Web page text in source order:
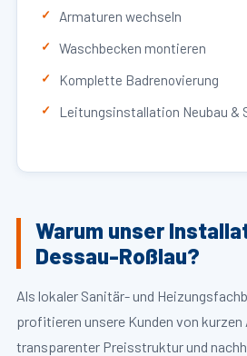
Armaturen wechseln
Waschbecken montieren
Komplette Badrenovierung
Leitungsinstallation Neubau &
Warum unser
Dessau-Roßlau?
Als lokaler Sanitär- und
profitieren unsere Kunden von
transparenter Preisstruktur und